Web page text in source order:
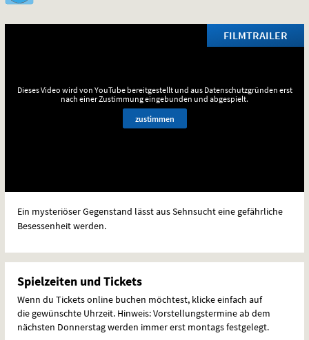
FILMTRAILER
Dieses Video wird von YouTube bereitgestellt und aus Datenschutzgründen erst
nach einer Zustimmung eingebunden und abgespielt.
zustimmen
Ein mysteriöser Gegenstand lässt aus Sehnsucht eine gefährliche
Besessenheit werden.
Spielzeiten und Tickets
Wenn du Tickets online buchen möchtest, klicke einfach auf
die gewünschte Uhrzeit. Hinweis: Vorstellungstermine ab dem
nächsten Donnerstag werden immer erst montags festgelegt.